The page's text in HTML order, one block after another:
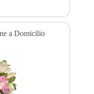
a Domicilio